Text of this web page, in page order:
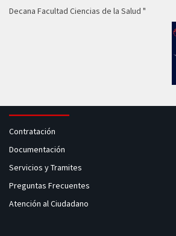
Decana Facultad Ciencias de la Salud "
Contratación
Documentación
Servicios y Tramites
Preguntas Frecuentes
Atención al Ciudadano